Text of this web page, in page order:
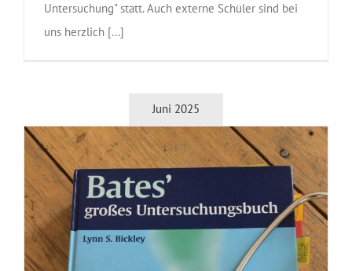
Untersuchung" statt. Auch externe Schüler sind bei
uns herzlich [...]
Juni 2025